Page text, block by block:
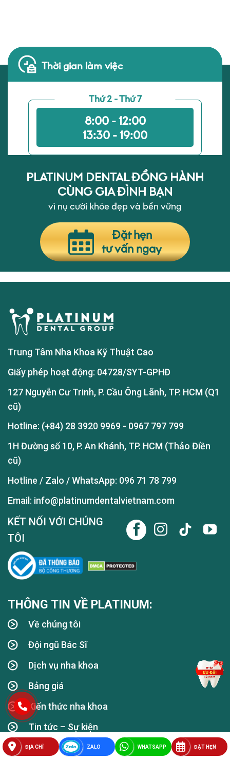
ĐỊA CHỈ ZALO WHATSAPP ĐẶT HẸN
Thời gian làm việc
Thứ 2 - Thứ 7
8:00 - 12:00
13:30 - 19:00
PLATINUM DENTAL ĐỒNG HÀNH
CÙNG GIA ĐÌNH BẠN
vì nụ cười khỏe đẹp và bền vững
Đặt hẹn
tư vấn ngay
Trung Tâm Nha Khoa Kỹ Thuật Cao
Giấy phép hoạt động: 04728/SYT-GPHĐ
127 Nguyễn Cư Trinh, P. Cầu Ông Lãnh, TP. HCM (Q1
cũ)
Hotline: (+84) 28 3920 9969 - 0967 797 799
1H Đường số 10, P. An Khánh, TP. HCM (Thảo Điền
cũ)
Hotline / Zalo / WhatsApp: 096 71 78 799
Email: info@platinumdentalvietnam.com
KẾT NỐI VỚI CHÚNG
TÔI
THÔNG TIN VỀ PLATINUM:
Về chúng tôi
Đội ngũ Bác Sĩ
Dịch vụ nha khoa
Bảng giá
Kiến thức nha khoa
Tin tức – Sự kiện
Chính sách & Quy định chung